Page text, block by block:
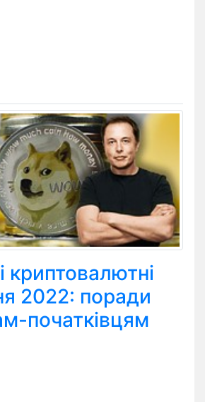
криптовалютні
2022: поради
початківцям